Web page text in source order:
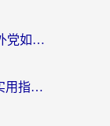
斧牛和快塔TowerFast哪个好？海外党如何选对回国加速器
海外党必看：VPN翻墙到大陆的实用指南——从看CCTV5到选加速器，一篇全搞定